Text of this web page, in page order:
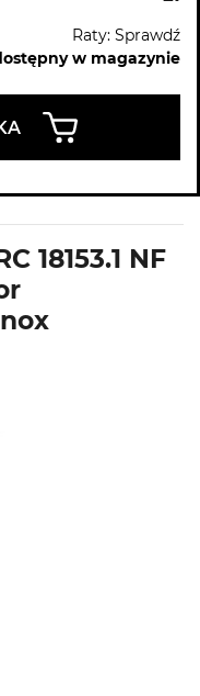
Raty: Sprawdź
w magazynie
18153.1 NF